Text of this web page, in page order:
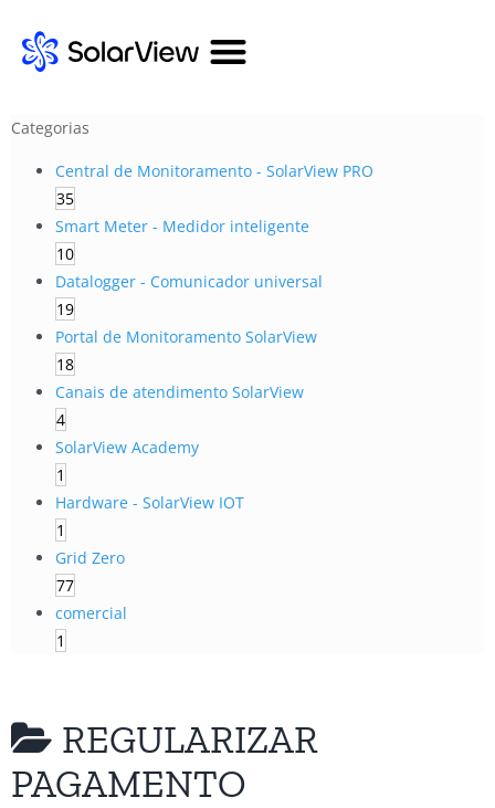
Categorias
Central de Monitoramento - SolarView PRO
35
Smart Meter - Medidor inteligente
10
Datalogger - Comunicador universal
19
Portal de Monitoramento SolarView
18
Canais de atendimento SolarView
4
SolarView Academy
1
Hardware - SolarView IOT
1
Grid Zero
77
comercial
1
REGULARIZAR
PAGAMENTO